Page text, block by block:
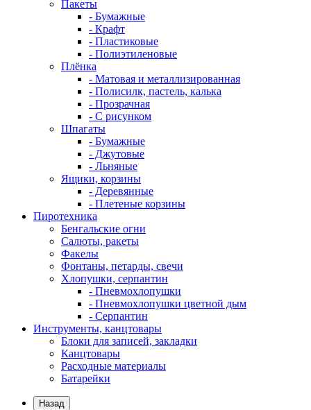
Пакеты
- Бумажные
- Крафт
- Пластиковые
- Полиэтиленовые
Плёнка
- Матовая и металлизированная
- Полисилк, пастель, калька
- Прозрачная
- С рисунком
Шпагаты
- Бумажные
- Джутовые
- Льняные
Ящики, корзины
- Деревянные
- Плетеные корзины
Пиротехника
Бенгальские огни
Салюты, ракеты
Факелы
Фонтаны, петарды, свечи
Хлопушки, серпантин
- Пневмохлопушки
- Пневмохлопушки цветной дым
- Серпантин
Инструменты, канцтовары
Блоки для записей, закладки
Канцтовары
Расходные материалы
Батарейки
Назад